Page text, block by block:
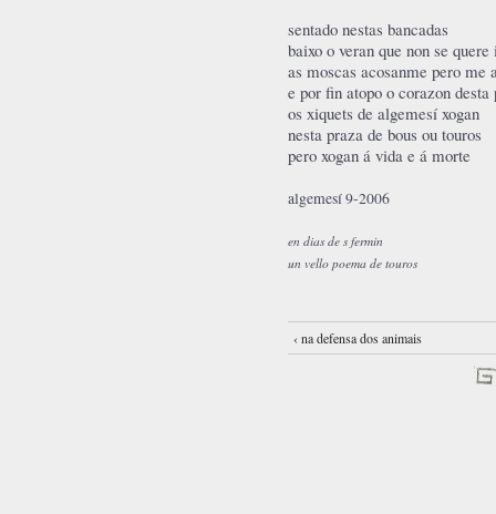
sentado nestas bancadas
baixo o veran que non se quere
as moscas acosanme pero me
e por fin atopo o corazon desta
os xiquets de algemesí xogan
nesta praza de bous ou touros
pero xogan á vida e á morte
algemesí 9-2006
en dias de s fermin
un vello poema de touros
‹ na defensa dos animais